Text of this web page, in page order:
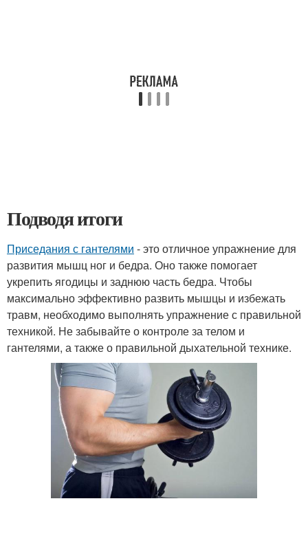
Подводя итоги
Приседания с гантелями - это отличное упражнение для
развития мышц ног и бедра. Оно также помогает
укрепить ягодицы и заднюю часть бедра. Чтобы
максимально эффективно развить мышцы и избежать
травм, необходимо выполнять упражнение с правильной
техникой. Не забывайте о контроле за телом и
гантелями, а также о правильной дыхательной технике.